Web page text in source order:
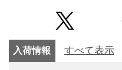
入荷情報 すべて表示